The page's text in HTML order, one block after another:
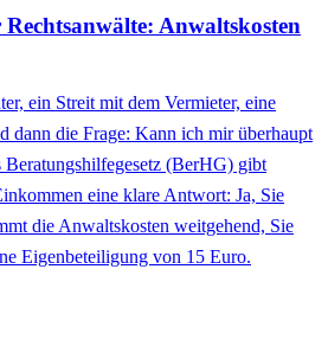
Anwaltskosten
ein Streit mit dem Vermieter, eine
die Frage: Kann ich mir überhaupt
(BerHG) gibt
eine klare Antwort: Ja, Sie
die Anwaltskosten weitgehend, Sie
Eigenbeteiligung von 15 Euro.